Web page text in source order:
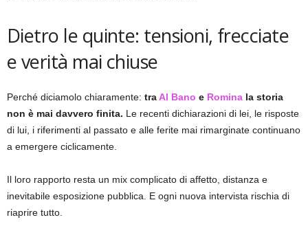
Dietro le quinte: tensioni, frecciate
e verità mai chiuse
Perché diciamolo chiaramente: traAl Bano e Romina la storia
non è mai davvero finita. Le recenti dichiarazioni di lei, le risposte
di lui, i riferimenti al passato e alle ferite mai rimarginate continuano
a emergere ciclicamente.
Il loro rapporto resta un mix complicato di affetto, distanza e
inevitabile esposizione pubblica. E ogni nuova intervista rischia di
riaprire tutto.